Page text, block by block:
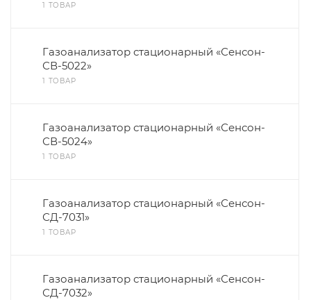
1 ТОВАР
Газоанализатор стационарный «Сенсон-
СВ-5022»
1 ТОВАР
Газоанализатор стационарный «Сенсон-
СВ-5024»
1 ТОВАР
Газоанализатор стационарный «Сенсон-
СД-7031»
1 ТОВАР
Газоанализатор стационарный «Сенсон-
СД-7032»